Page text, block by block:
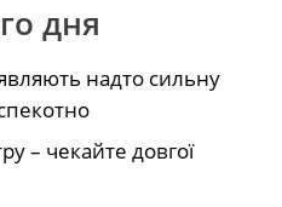
дня
надто сильну
– чекайте довгої